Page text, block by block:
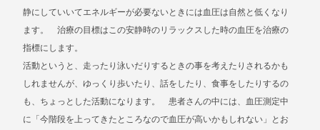
静にしていいてエネルギーが必要ないときには血圧は自然と低くなり
ます。 治療の目標はこの安静時のリラックスした時の血圧を治療の
指標にします。
活動というと、走ったり泳いだりするときの事を考えたりされるかも
しれませんが、ゆっくり歩いたり、話をしたり、食事をしたりするの
も、ちょっとした活動になります。 患者さんの中には、血圧測定中
に「今階段を上ってきたところなので血圧が高いかもしれない」とお